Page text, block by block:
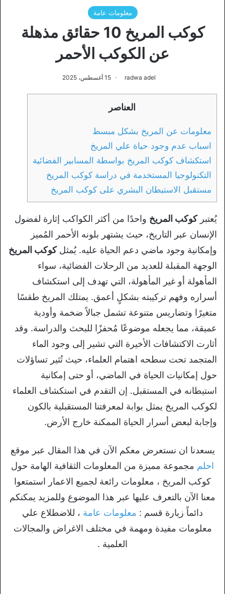
معلومات عامة
كوكب المريخ 10 حقائق مذهلة
عن الكوكب الأحمر
radwa adel 15 أغسطس، 2025
العناصر
معلومات عن المريخ بشكل مبسط
اسباب عدم وجود حياة علي المريخ
استكشاف كوكب المريخ بواسطة المسابير الفضائية
التكنولوجيا المستخدمة في دراسة كوكب المريخ
مستقبل الاستيطان البشري على كوكب المريخ
يُعتبركوكب المريخ واحدًا من أكثر الكواكب إثارة لفضول
الإنسان عبر التاريخ، حيث يشتهر بلونه الأحمر المُميز
وإمكانية وجود ماضي دعم الحياة عليه. يُمثلكوكب المريخ
الوجهة المقبلة للعديد من الرحلات الفضائية، سواء
المأهولة أو غير المأهولة، التي تهدف إلى استكشاف
أسراره وفهم تركيبته بشكلٍ أعمق. يمتلك المريخ طقسًا
متغيرًا وتضاريس متنوعة تشمل جبالاً ضخمة وأودية
عميقة، مما يجعله موضوعًا مُحفزًا للبحث والدراسة. وقد
أثارت الاكتشافات الأخيرة التي تشير إلى وجود الماء
المتجمد تحت سطحه اهتمام العلماء، حيث تُثير تساؤلات
حول إمكانيات الحياة في الماضي، أو حتى إمكانية
استيطانه في المستقبل. إن التقدم في استكشاف العلماء
لكوكب المريخ يمثل بوابة لمعرفتنا المستقبلية بالكون
وإجابة لبعض أسرار الحياة الممكنة خارج الأرض.
يسعدنا ان نستعرض معكم الآن في هذا المقال عبر موقع
احلم مجموعة مميزة من المعلومات الثقافية الهامة حول
كوكب المريخ ، معلومات رائعة لجميع الاعمار استمتعوا
معنا الآن بالتعرف عليها عبر هذا الموضوع وللمزيد يمكنكم
دائماً زيارة قسم : معلومات عامة ، للاضطلاع علي
معلومات مفيدة ومهمة في مختلف الاغراض والمجالات
العلمية .